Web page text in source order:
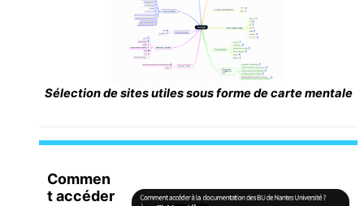
Sélection de sites utiles sous forme de carte mentale
Commen
t accéder